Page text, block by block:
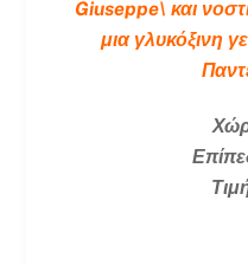
Giuseppe\ και
μια γλυκόξινη